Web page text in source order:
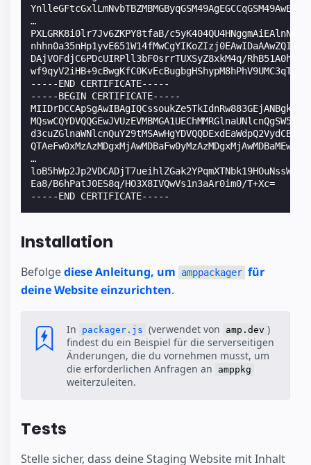
…
PXLGRK8i0lr7Jv6ZKPY8tfaB/
DAjVOFdjC6PDcUIRPll3bF0srrTUXSyZ8xkM4q/
-----END CERTIFICATE-----
-----BEGIN CERTIFICATE-----
…
Ea8/B6hPatJ0ES8q/HO3X8IVQwVs1n3aAr0im0/T+Xc=
-----END CERTIFICATE-----
Installation
Befolgediese Anleitung, um amppackager für
deine Website einzurichten.
In packager.js (verwendet von amp.dev )
findest du ein Beispiel für die serverseitigen
Änderungen, die du vornehmen musst, um
die erforderlichen Anfragen an
amppkg
weiterzuleiten.
Tests
Stelle sicher, dass deine Staging Website mit Inhalt